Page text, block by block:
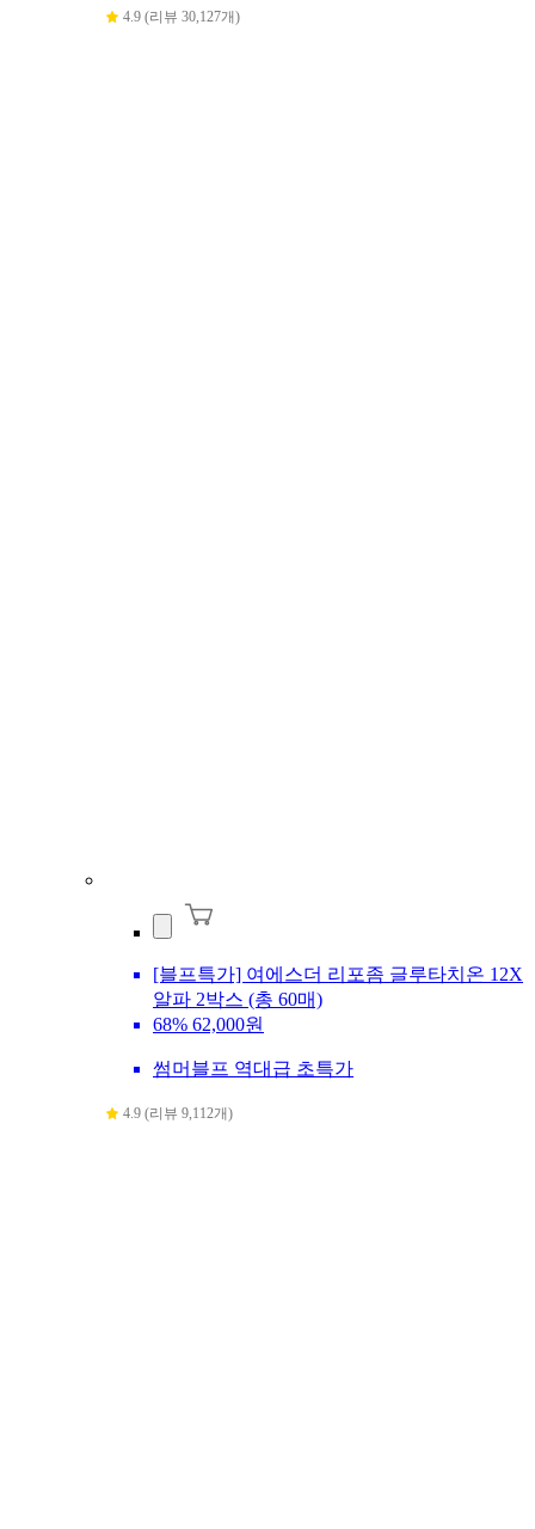
4.9 (리뷰 30,127개)
[블프특가] 여에스더 리포좀 글루타치온 12X
알파 2박스 (총 60매)
68% 62,000원
썸머블프 역대급 초특가
4.9 (리뷰 9,112개)